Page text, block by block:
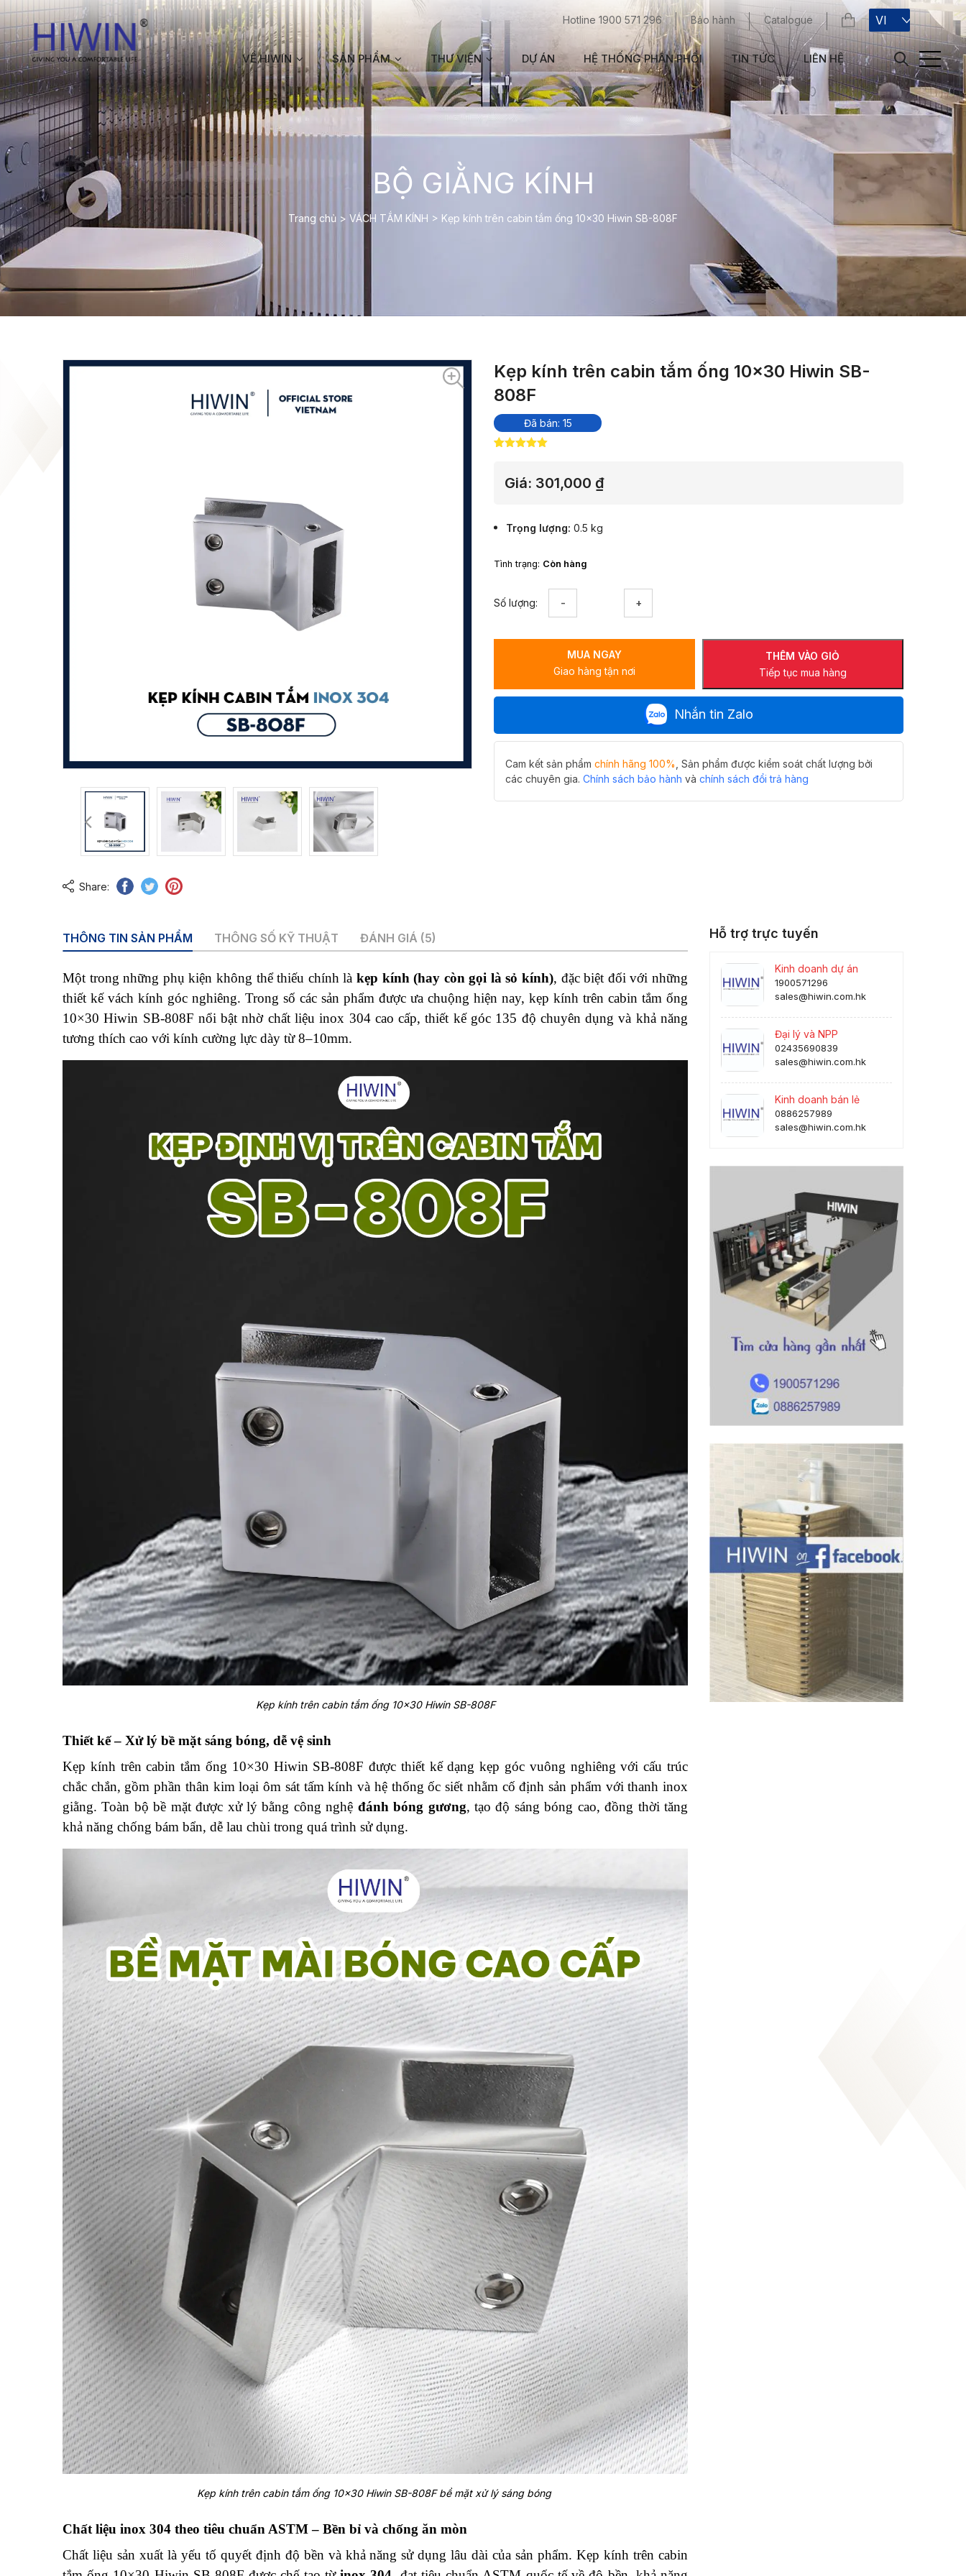
Hotline 1900 571 296 Bảo hành Catalogue VI
VỀ HIWIN SẢN PHẨM THƯ VIỆN DỰ ÁN HỆ THỐNG PHÂN PHỐI TIN TỨC LIÊN HỆ
BỘ GIẰNG KÍNH
Trang chủ > VÁCH TẮM KÍNH > Kẹp kính trên cabin tắm ống 10×30 Hiwin SB-808F
Share:
Kẹp kính trên cabin tắm ống 10×30 Hiwin SB-
808F
Đã bán: 15
đánh giá
Giá: 301,000 ₫
Trọng lượng 0.5 kg
Tình trạng: Còn hàng
Số lượng:
cabin
tắm
ống
808F
lượng
THÊM VÀO GIỎ
Tiếp tục mua hàng
MUA NGAY
Giao hàng tận nơi
Nhắn tin Zalo
Cam kết sản phẩm chính hãng 100% , Sản phẩm được kiểm soát chất lượng bởi
các chuyên gia. Chính sách bảo hành và chính sách đổi trả hàng
THÔNG TIN SẢN PHẨM THÔNG SỐ KỸ THUẬT ĐÁNH GIÁ (5)
Một trong những phụ kiện không thể thiếu chính là kẹp kính (hay còn gọi là sỏ kính), đặc biệt đối với những
thiết kế vách kính góc nghiêng. Trong số các sản phẩm được ưa chuộng hiện nay, kẹp kính trên cabin tắm ống
10×30 Hiwin SB-808F nổi bật nhờ chất liệu inox 304 cao cấp, thiết kế góc 135 độ chuyên dụng và khả năng
tương thích cao với kính cường lực dày từ 8–10mm.
Kẹp kính trên cabin tắm ống 10×30 Hiwin SB-808F
Thiết kế – Xử lý bề mặt sáng bóng, dễ vệ sinh
Kẹp kính trên cabin tắm ống 10×30 Hiwin SB-808F được thiết kế dạng kẹp góc vuông nghiêng với cấu trúc
chắc chắn, gồm phần thân kim loại ôm sát tấm kính và hệ thống ốc siết nhằm cố định sản phẩm với thanh inox
giằng. Toàn bộ bề mặt được xử lý bằng công nghệ đánh bóng gương, tạo độ sáng bóng cao, đồng thời tăng
khả năng chống bám bẩn, dễ lau chùi trong quá trình sử dụng.
Kẹp kính trên cabin tắm ống 10×30 Hiwin SB-808F bề mặt xử lý sáng bóng
Chất liệu inox 304 theo tiêu chuẩn ASTM – Bền bỉ và chống ăn mòn
Chất liệu sản xuất là yếu tố quyết định độ bền và khả năng sử dụng lâu dài của sản phẩm. Kẹp kính trên cabin
Hỗ trợ trực tuyến
Kinh doanh dự án
1900571296
sales@hiwin.com.hk
Đại lý và NPP
02435690839
sales@hiwin.com.hk
Kinh doanh bán lẻ
0886257989
sales@hiwin.com.hk